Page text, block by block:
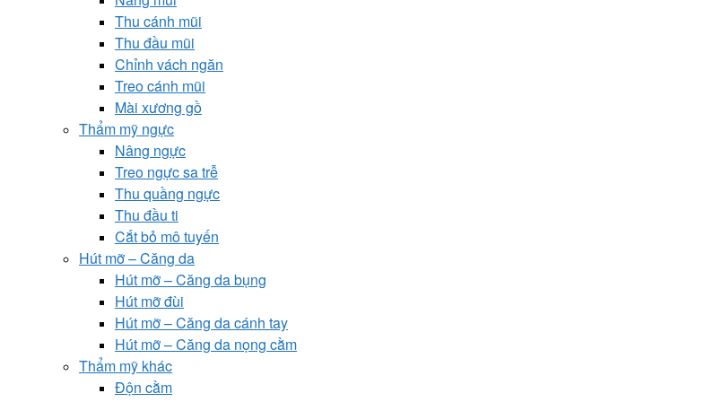
Thu cánh mũi
Thu đầu mũi
Chỉnh vách ngăn
Treo cánh mũi
Mài xương gồ
Thẩm mỹ ngực
Nâng ngực
Treo ngực sa trễ
Thu quầng ngực
Thu đầu ti
Cắt bỏ mô tuyến
Hút mỡ – Căng da
Hút mỡ – Căng da bụng
Hút mỡ đùi
Hút mỡ – Căng da cánh tay
Hút mỡ – Căng da nọng cằm
Thẩm mỹ khác
Độn cằm